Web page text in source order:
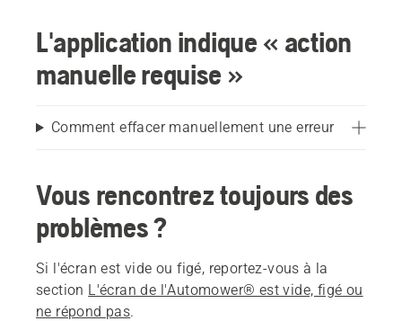
L'application indique « action
manuelle requise »
Comment effacer manuellement une erreur
Vous rencontrez toujours des
problèmes ?
Si l'écran est vide ou figé, reportez-vous à la
section L'écran de l'Automower® est vide, figé ou
ne répond pas.